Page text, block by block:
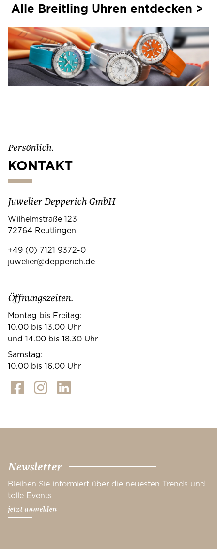
Alle Breitling Uhren entdecken >
Persönlich.
KONTAKT
Juwelier Depperich GmbH
Wilhelmstraße 123
72764 Reutlingen
+49 (0) 7121 9372-0
juwelier@depperich.de
Öffnungszeiten.
Montag bis Freitag:
10.00 bis 13.00 Uhr
und 14.00 bis 18.30 Uhr
Samstag:
10.00 bis 16.00 Uhr
Newsletter
Bleiben Sie informiert über die neuesten Trends und
tolle Events
jetzt anmelden